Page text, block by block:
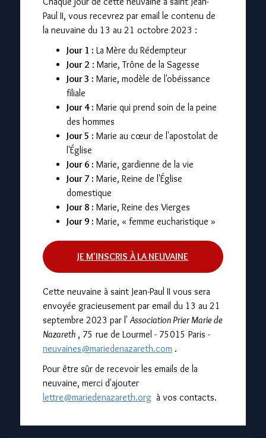
Paul II, vous recevrez par email le contenu de
la neuvaine du 13 au 21 octobre 2023 :
Jour 1 : La Mère du Rédempteur
Jour 2 : Marie, Trône de la Sagesse
Jour 3 : Marie, modèle de l'obéissance
filiale
Jour 4 : Marie qui prend soin de la peine
des hommes
Jour 5 : Marie au cœur de l'apostolat de
l'Église
Jour 6 : Marie, gardienne de la vie
Jour 7 : Marie, Reine de l'Église
domestique
Jour 8 : Marie, Reine des Vierges
Jour 9 : Marie, « femme eucharistique »
JE M'INSCRIS À LA NEUVAINE
Cette neuvaine à saint Jean-Paul II vous sera
envoyée gracieusement par email du 13 au 21
septembre 2023 par l' Association Prier Marie de
Nazareth, 75 rue de Lourmel - 75015 Paris -
neuvaines@mariedenazareth.com .
Pour être sûr de recevoir les emails de la
neuvaine, merci d'ajouter
lettre@mariedenazareth.orgà vos contacts.